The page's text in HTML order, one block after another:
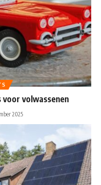
voor volwassenen
2025